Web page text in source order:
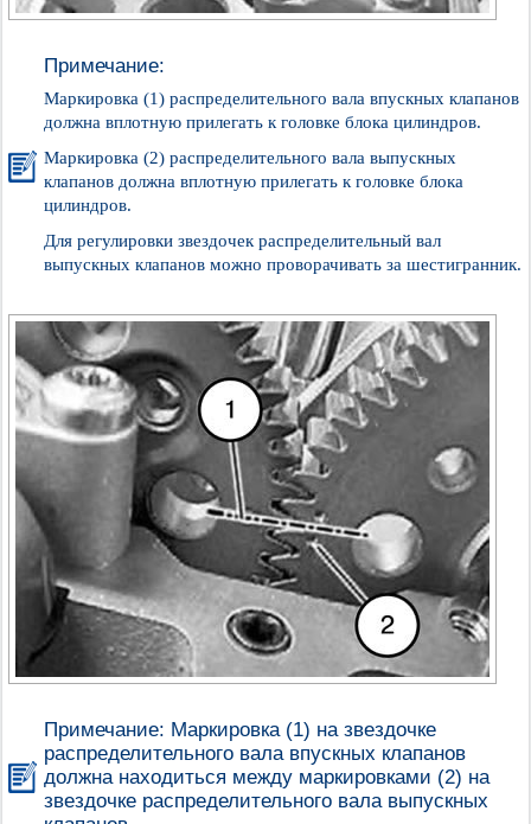
Примечание:
Маркировка (1) распределительного вала впускных клапанов
должна вплотную прилегать к головке блока цилиндров.
Маркировка (2) распределительного вала выпускных
клапанов должна вплотную прилегать к головке блока
цилиндров.
Для регулировки звездочек распределительный вал
выпускных клапанов можно проворачивать за шестигранник.
Примечание: Маркировка (1) на звездочке
распределительного вала впускных клапанов
должна находиться между маркировками (2) на
звездочке распределительного вала выпускных